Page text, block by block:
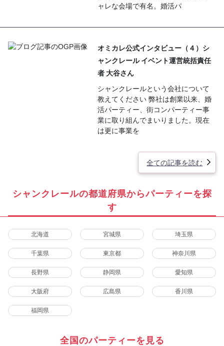
ャレな会場で有名。婚活パ
オミカレ公式インタビュー（４）シ
ャンクレール イベント運営統括責任
者 大谷さん
シャンクレールという会社について
教えてください 弊社は創業以来、婚
活パーティー、街コンパーティー事
業に取り組んでまいりました。現在
は更に事業を
全ての記事を読む
シャンクレールの都道府県からパーティーを探
す
北海道 宮城県 埼玉県
千葉県 東京都 神奈川県
長野県 静岡県 愛知県
大阪府 広島県 香川県
福岡県
全国のパーティーを見る